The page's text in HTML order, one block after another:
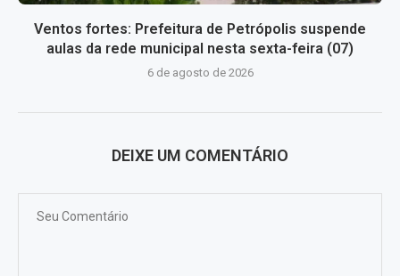
Ventos fortes: Prefeitura de Petrópolis suspende
aulas da rede municipal nesta sexta-feira (07)
6 de agosto de 2026
DEIXE UM COMENTÁRIO